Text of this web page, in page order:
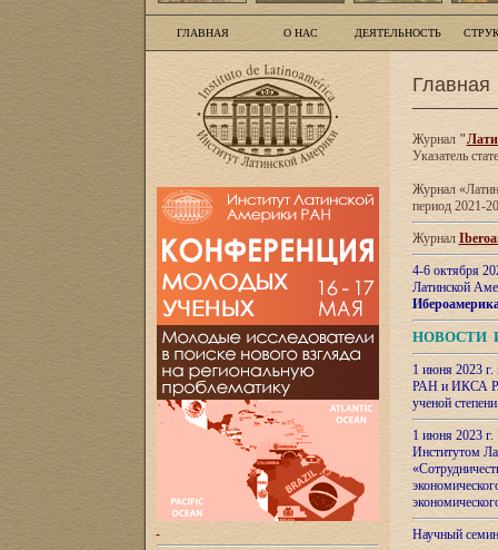
ГЛАВНАЯ О НАС ДЕЯТЕЛЬНОСТЬ
Главная
Журнал"
Указатель
Журнал
период 2021-
Журнал
4-6 октября
Латинской
НОВОСТИ
1 июня 2023
РАН и ИКСА
ученой
1 июня 2023
Институтом
Научный